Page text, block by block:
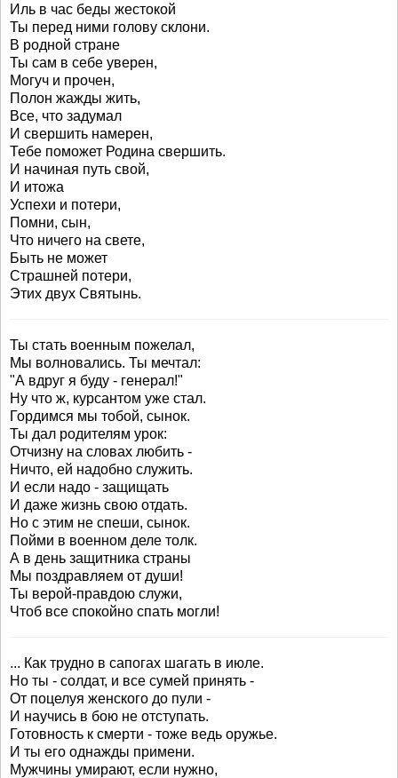
Иль в час беды жестокой
Ты перед ними голову склони.
В родной стране
Ты сам в себе уверен,
Могуч и прочен,
Полон жажды жить,
Все, что задумал
И свершить намерен,
Тебе поможет Родина свершить.
И начиная путь свой,
И итожа
Успехи и потери,
Помни, сын,
Что ничего на свете,
Быть не может
Страшней потери,
Этих двух Святынь.
Ты стать военным пожелал,
Мы волновались. Ты мечтал:
"А вдруг я буду - генерал!"
Ну что ж, курсантом уже стал.
Гордимся мы тобой, сынок.
Ты дал родителям урок:
Отчизну на словах любить -
Ничто, ей надобно служить.
И если надо - защищать
И даже жизнь свою отдать.
Но с этим не спеши, сынок.
Пойми в военном деле толк.
А в день защитника страны
Мы поздравляем от души!
Ты верой-правдою служи,
Чтоб все спокойно спать могли!
... Как трудно в сапогах шагать в июле.
Но ты - солдат, и все сумей принять -
От поцелуя женского до пули -
И научись в бою не отступать.
Готовность к смерти - тоже ведь оружье.
И ты его однажды примени.
Мужчины умирают, если нужно,